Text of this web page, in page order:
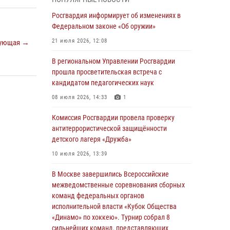
→
21 единицу оружия изъяли Псковские
Росгвардейцы принимают участие в
обеспечении общественной безопасности во
время празднования Дня ВДВ
За минувшие сутки Псковские росгвардейцы
выезжали два раза на улицу Труда
31 июля 2026, 13:53
В Санкт-Петербурге прошел окружной этап
ежегодного Всероссийского конкурса
профессионального мастерства среди
сотрудников вневедомственной охраны
Росгвардии, Псковские Росгвардейцы
одержали победу
Росгвардия информирует об изменениях в
Федеральном законе «Об оружии»
21 июля 2026, 12:08
В региональном Управлении Росгвардии
прошла просветительская встреча с
кандидатом педагогических наук
08 июля 2026, 14:33 1
Комиссия Росгвардии провела проверку
антитеррористической защищённости
детского лагеря «Дружба»
10 июля 2026, 13:39
В Москве завершились Всероссийские
межведомственные соревнования сборных
команд федеральных органов
исполнительной власти «Кубок Общества
«Динамо» по хоккею». Турнир собрал 8
сильнейших команд, представляющих